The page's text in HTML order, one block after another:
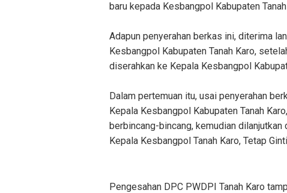
baru kepada Kesbangpol Kabupaten
Adapun penyerahan berkas ini, diterima
Kesbangpol Kabupaten Tanah Karo,
diserahkan ke Kepala Kesbangpol
Dalam pertemuan itu, usai penyerahan
Kepala Kesbangpol Kabupaten Tanah
berbincang-bincang, kemudian
Kepala Kesbangpol Tanah Karo, Tetap
Pengesahan DPC PWDPI Tanah Karo